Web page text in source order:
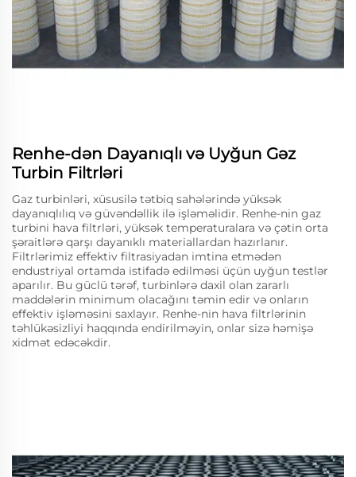
Renhe-dən Dayanıqlı və Uyğun Gəz
Turbin Filtrləri
Gaz turbinləri, xüsusilə tətbiq sahələrində yüksək
dayanıqlılıq və güvəndəllik ilə işləməlidir. Renhe-nin gaz
turbini hava filtrləri, yüksək temperaturalara və çətin orta
şəraitlərə qarşı dayanıklı materiallardan hazırlanır.
Filtrlərimiz effektiv filtrasiyadan imtina etmədən
endustriyal ortamda istifadə edilməsi üçün uyğun testlər
aparılır. Bu güclü tərəf, turbinlərə daxil olan zararlı
maddələrin minimum olacağını təmin edir və onların
effektiv işləməsini saxlayır. Renhe-nin hava filtrlərinin
təhlükəsizliyi haqqında endirilməyin, onlar sizə həmişə
xidmət edəcəkdir.